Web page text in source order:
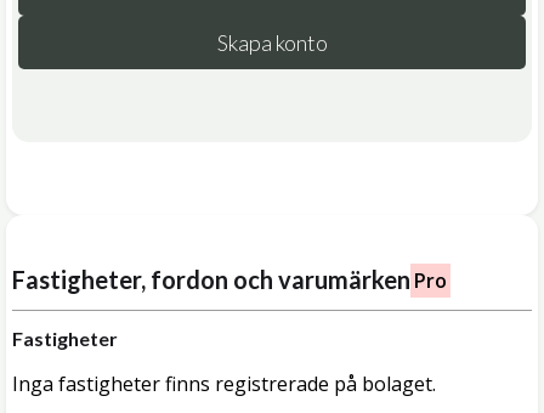
Skapa konto
Fastigheter, fordon och varumärken Pro
Fastigheter
Inga fastigheter finns registrerade på bolaget.